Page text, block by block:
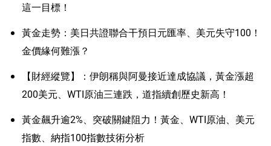
這一目標！
黃金走勢：美日共證聯合干預日元匯率、美元失守100！
金價緣何難漲？
【財經縱覽】：伊朗稱與阿曼接近達成協議，黃金漲超
200美元、WTI原油三連跌，道指續創歷史新高！
黃金飆升逾2%、突破關鍵阻力！黃金、WTI原油、美元
指數、納指100指數技術分析